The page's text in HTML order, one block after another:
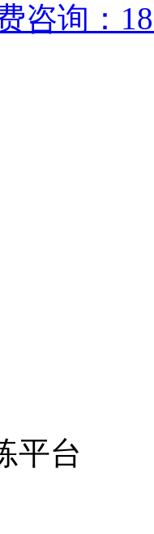
咨询：
平台